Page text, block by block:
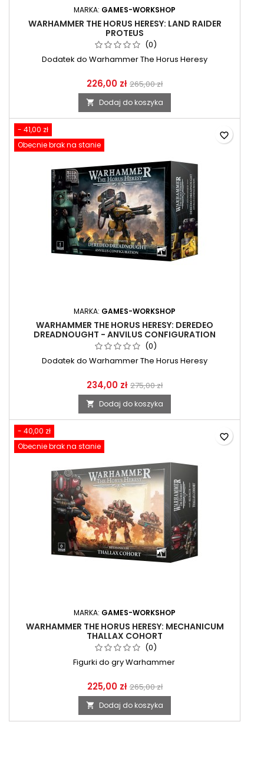
MARKA: GAMES-WORKSHOP
WARHAMMER THE HORUS HERESY: LAND RAIDER
PROTEUS
(0)
Dodatek do Warhammer The Horus Heresy
226,00 zł 265,00 zł
 Dodaj do koszyka
- 41,00 zł
Obecnie brak na stanie
MARKA: GAMES-WORKSHOP
WARHAMMER THE HORUS HERESY: DEREDEO
DREADNOUGHT - ANVILUS CONFIGURATION
(0)
Dodatek do Warhammer The Horus Heresy
234,00 zł 275,00 zł
 Dodaj do koszyka
favorite_border
- 40,00 zł
Obecnie brak na stanie
MARKA: GAMES-WORKSHOP
WARHAMMER THE HORUS HERESY: MECHANICUM
THALLAX COHORT
(0)
Figurki do gry Warhammer
225,00 zł 265,00 zł
 Dodaj do koszyka
favorite_border